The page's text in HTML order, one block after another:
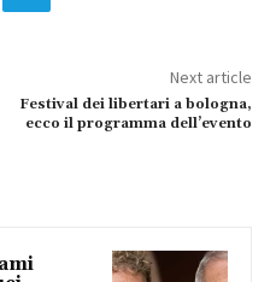
Next article
Festival dei libertari a bologna,
ecco il programma dell’evento